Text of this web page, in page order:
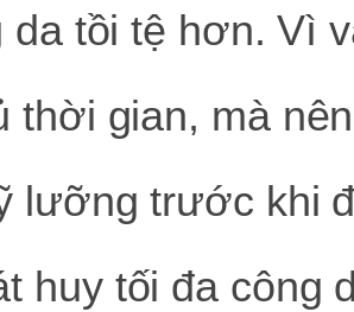
da tồi tệ hơn. Vì
thời gian, mà
lưỡng trước khi
huy tối đa công